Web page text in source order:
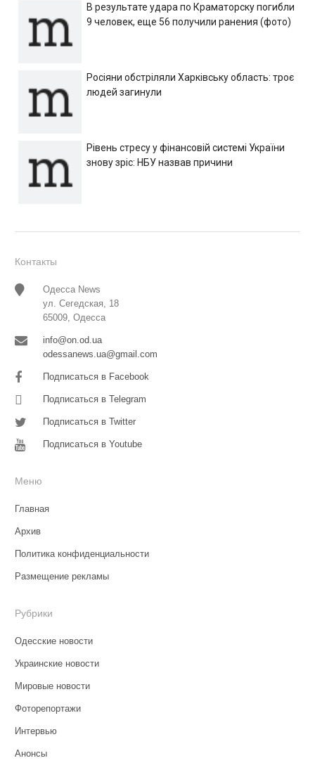
В результате удара по Краматорску погибли
9 человек, еще 56 получили ранения (фото)
Росіяни обстріляли Харківську область: троє
людей загинули
Рівень стресу у фінансовій системі України
знову зріс: НБУ назвав причини
Контакты
Одесса News
ул. Сегедская, 18
65009, Одесса
info@on.od.ua
odessanews.ua@gmail.com
Подписаться в Facebook
Подписаться в Telegram
Подписаться в Twitter
Подписаться в Youtube
Меню
Главная
Архив
Политика конфиденциальности
Размещение рекламы
Рубрики
Одесские новости
Украинские новости
Мировые новости
Фоторепортажи
Интервью
Анонсы